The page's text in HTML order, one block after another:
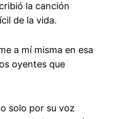
la canción
de la vida.
a mí misma en esa
oyentes que
solo por su voz